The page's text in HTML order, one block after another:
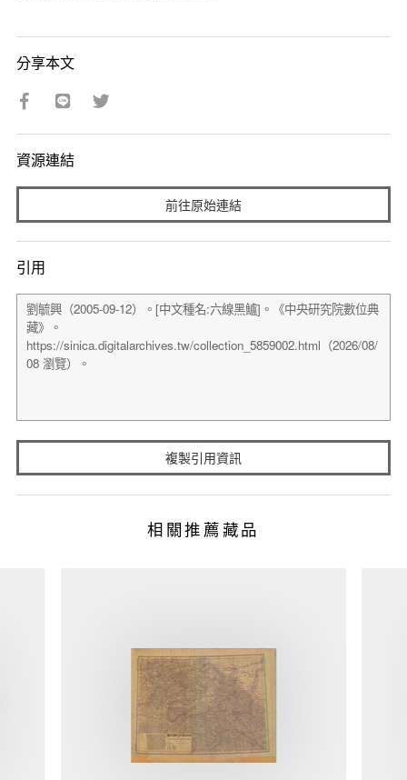
分享本文
資源連結
前往原始連結
引用
複製引用資訊
相關推薦藏品